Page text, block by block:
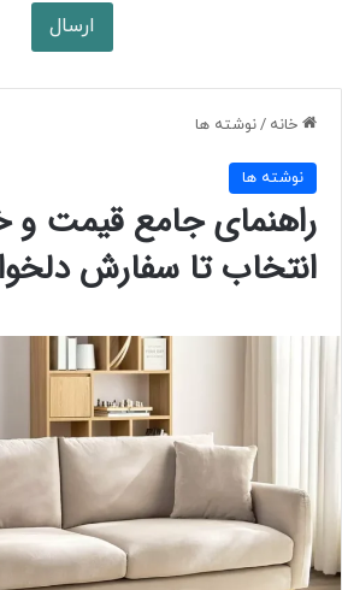
ارسال
خانه /نوشته ها
نوشته ها
راهنمای جامع قیمت و
انتخاب تا سفارش